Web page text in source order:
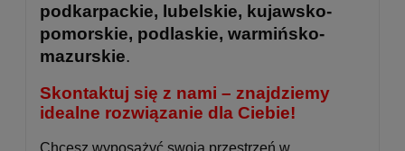
podkarpackie, lubelskie, kujawsko-
pomorskie, podlaskie, warmińsko-
mazurskie.
Skontaktuj się z nami – znajdziemy
idealne rozwiązanie dla Ciebie!
Chcesz wyposażyć swoją przestrzeń w